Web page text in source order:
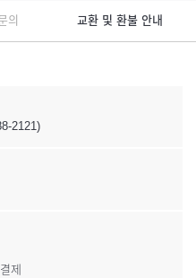
의 교환 및 환불 안내
2121)
제